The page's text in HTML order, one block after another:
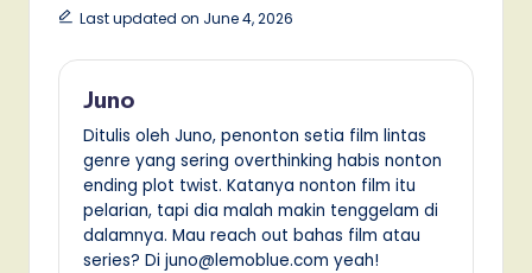
Last updated on June 4, 2026
Juno
Ditulis oleh Juno, penonton setia film lintas
genre yang sering overthinking habis nonton
ending plot twist. Katanya nonton film itu
pelarian, tapi dia malah makin tenggelam di
dalamnya. Mau reach out bahas film atau
series? Di juno@lemoblue.com yeah!